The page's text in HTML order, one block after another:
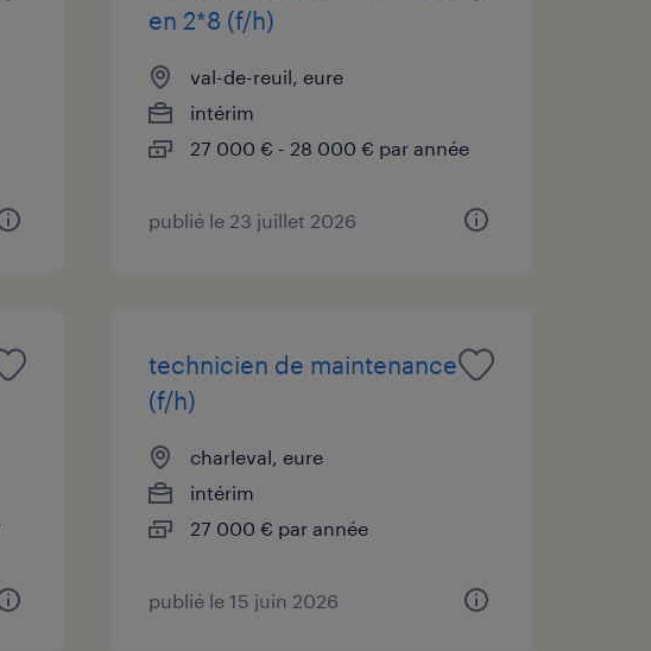
en 2*8 (f/h)
val-de-reuil, eure
intérim
27 000 € - 28 000 € par année
publié le 23 juillet 2026
technicien de maintenance
(f/h)
charleval, eure
intérim
27 000 € par année
publié le 15 juin 2026